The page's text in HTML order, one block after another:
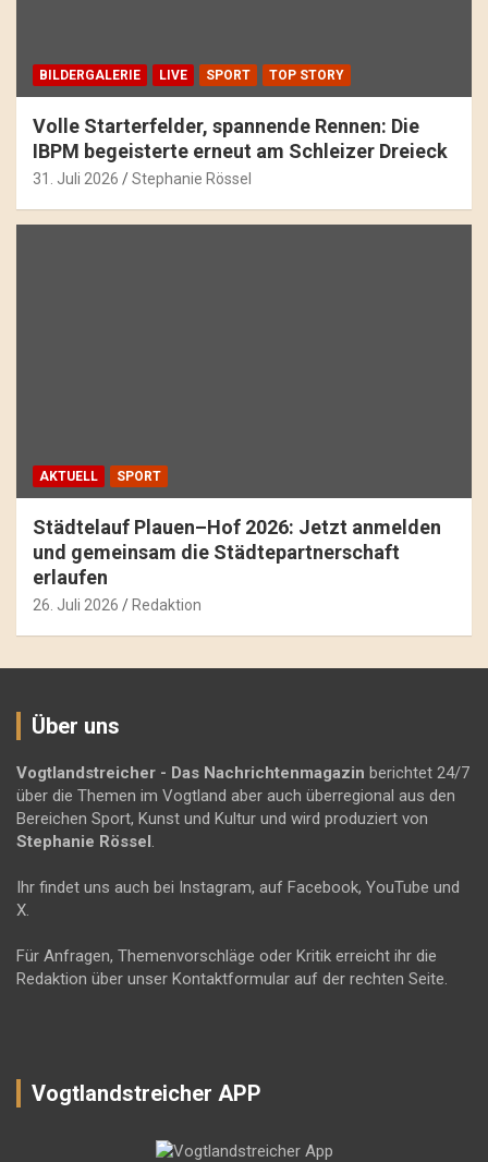
BILDERGALERIE LIVE SPORT TOP STORY
Volle Starterfelder, spannende Rennen: Die
IBPM begeisterte erneut am Schleizer Dreieck
31. Juli 2026 Stephanie Rössel
AKTUELL SPORT
Städtelauf Plauen–Hof 2026: Jetzt anmelden
und gemeinsam die Städtepartnerschaft
erlaufen
26. Juli 2026 Redaktion
Über uns
Vogtlandstreicher - Das Nachrichtenmagazin berichtet 24/7
über die Themen im Vogtland aber auch überregional aus den
Bereichen Sport, Kunst und Kultur und wird produziert von
Stephanie Rössel.
Ihr findet uns auch bei Instagram, auf Facebook, YouTube und
X.
Für Anfragen, Themenvorschläge oder Kritik erreicht ihr die
Redaktion über unser Kontaktformular auf der rechten Seite.
Vogtlandstreicher APP